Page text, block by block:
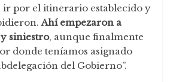
ir por el itinerario establecido y
Ahí empezaron a
siniestro, aunque finalmente
donde teníamos asignado
del Gobierno”.